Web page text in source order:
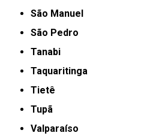
São Manuel
São Pedro
Tanabi
Taquaritinga
Tietê
Tupã
Valparaíso